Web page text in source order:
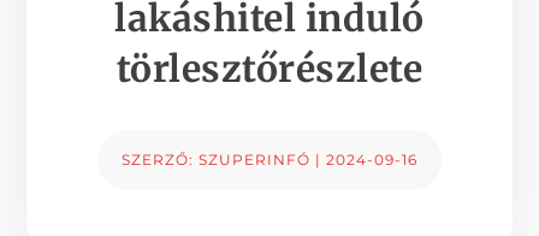
lakáshitel induló
törlesztőrészlete
SZERZŐ: SZUPERINFÓ | 2024-09-16